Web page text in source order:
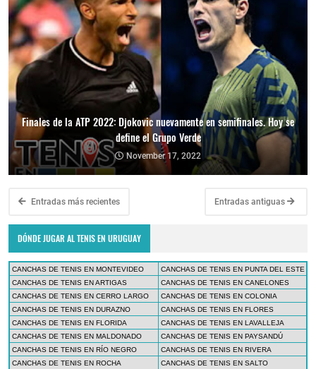
Finales de la ATP 2022: Djokovic nuevamente en semifinales. Hoy se
define el Grupo Verde
November 17, 2022
Entradas más recientes Entradas antiguas
DÓNDE JUGAR AL TENIS EN URUGUAY
CANCHAS DE TENIS EN MONTEVIDEO
CANCHAS DE TENIS EN PUNTA DEL ESTE
CANCHAS DE TENIS EN ARTIGAS
CANCHAS DE TENIS EN CANELONES
CANCHAS DE TENIS EN CERRO LARGO
CANCHAS DE TENIS EN COLONIA
CANCHAS DE TENIS EN DURAZNO
CANCHAS DE TENIS EN FLORES
CANCHAS DE TENIS EN FLORIDA
CANCHAS DE TENIS EN LAVALLEJA
CANCHAS DE TENIS EN MALDONADO
CANCHAS DE TENIS EN PAYSANDÚ
CANCHAS DE TENIS EN RÍO NEGRO
CANCHAS DE TENIS EN RIVERA
CANCHAS DE TENIS EN ROCHA
CANCHAS DE TENIS EN SALTO